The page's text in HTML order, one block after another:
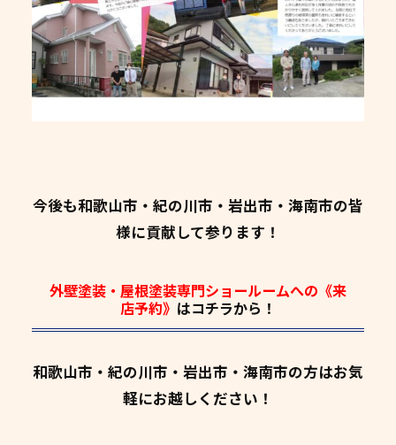
今後も和歌山市・紀の川市・岩出市・海南市の皆
様に貢献して参ります！
外壁塗装・屋根塗装専門ショールームへの《来
店予約》 はコチラから！
和歌山市・紀の川市・岩出市・海南市の方はお気
軽にお越しください！